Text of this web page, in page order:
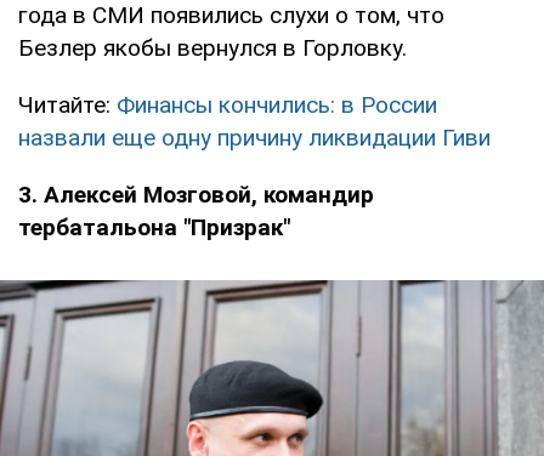
года в СМИ появились слухи о том, что
Безлер якобы вернулся в Горловку.
Читайте: Финансы кончились: в России
назвали еще одну причину ликвидации Гиви
3. Алексей Мозговой, командир
тербатальона "Призрак"